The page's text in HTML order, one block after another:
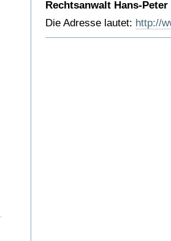
Rechtsanwalt Hans-
Die Adresse lautet: http://